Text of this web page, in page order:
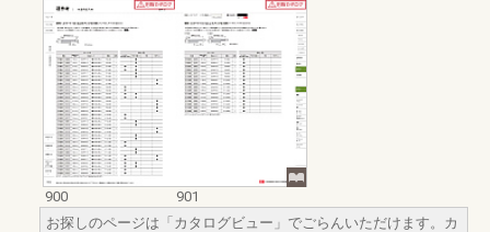
900
901
お探しのページは「カタログビュー」でごらんいただけます。カ